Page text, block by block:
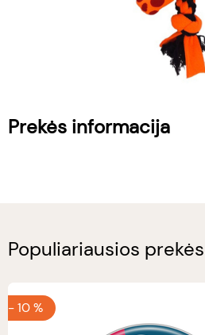
Prekės informacija
Populiariausios prekės
-10 %